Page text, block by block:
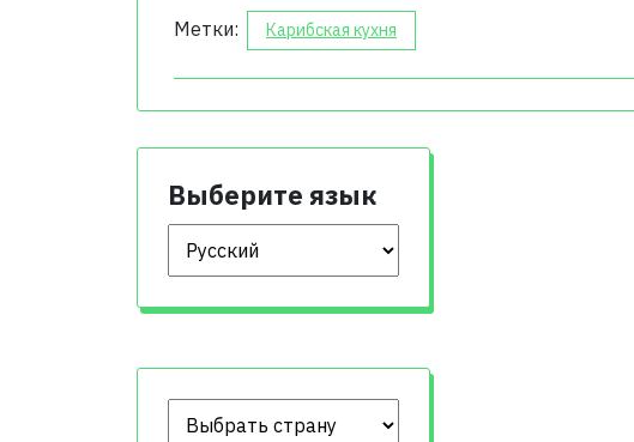
Метки: Карибская кухня
Выберите язык
Выберите язык